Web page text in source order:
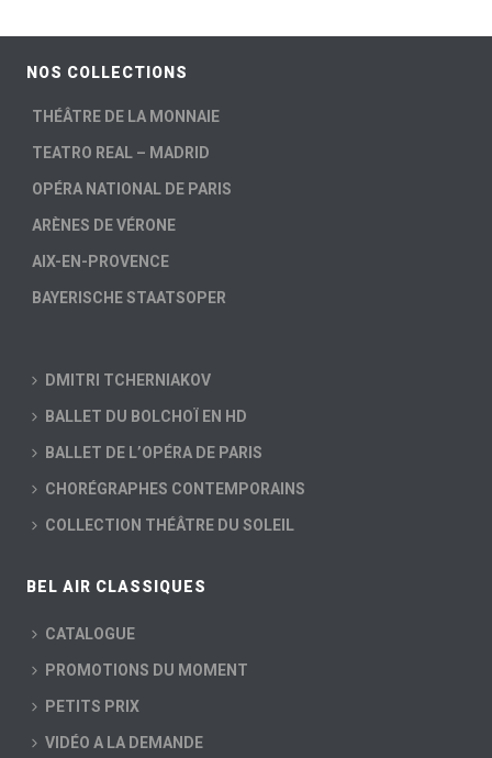
NOS COLLECTIONS
THÉÂTRE DE LA MONNAIE
TEATRO REAL – MADRID
OPÉRA NATIONAL DE PARIS
ARÈNES DE VÉRONE
AIX-EN-PROVENCE
BAYERISCHE STAATSOPER
DMITRI TCHERNIAKOV
BALLET DU BOLCHOÏ EN HD
BALLET DE L’OPÉRA DE PARIS
CHORÉGRAPHES CONTEMPORAINS
COLLECTION THÉÂTRE DU SOLEIL
BEL AIR CLASSIQUES
CATALOGUE
PROMOTIONS DU MOMENT
PETITS PRIX
VIDÉO A LA DEMANDE